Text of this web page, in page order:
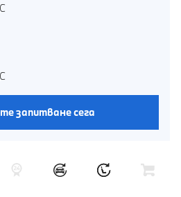
запитване сега